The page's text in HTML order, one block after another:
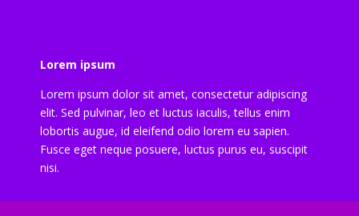
Lorem ipsum
Lorem ipsum dolor sit amet, consectetur adipiscing
elit. Sed pulvinar, leo et luctus iaculis, tellus enim
lobortis augue, id eleifend odio lorem eu sapien.
Fusce eget neque posuere, luctus purus eu, suscipit
nisi.